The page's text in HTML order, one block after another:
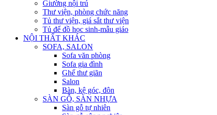
Giường nội trú
Thư viện, phòng chức năng
Tủ thư viện, giá sắt thư viện
Tủ để đồ học sinh-mẫu giáo
NỘI THẤT KHÁC
SOFA, SALON
Sofa văn phòng
Sofa gia đình
Ghế thư giãn
Salon
Bàn, kệ góc, đôn
SÀN GỖ, SÀN NHỰA
Sàn gỗ tự nhiên